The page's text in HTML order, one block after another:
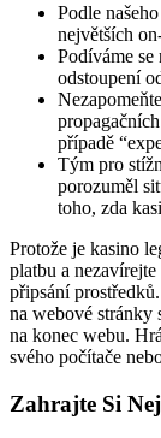
Podle
největších
Podíváme se
odstoupení
případě
Tým pro
porozuměl
toho, zda
Protože je kasino
platbu a
připsání
na webové stránky
na konec webu.
svého počítače
Zahrajte Si